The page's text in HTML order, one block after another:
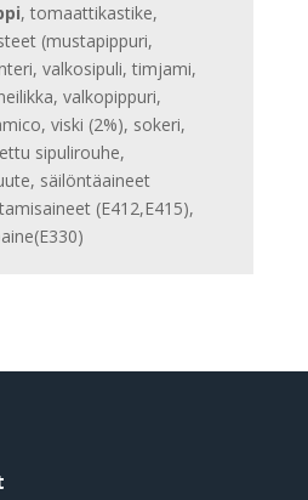
, tomaattikastike,
(mustapippuri,
valkosipuli, timjami,
valkopippuri,
viski (2%), sokeri,
sipulirouhe,
säilöntäaineet
(E412,E415),